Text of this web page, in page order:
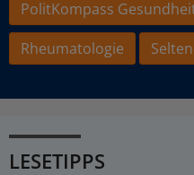
PolitKompass
Rheumatologie
LESETIPPS